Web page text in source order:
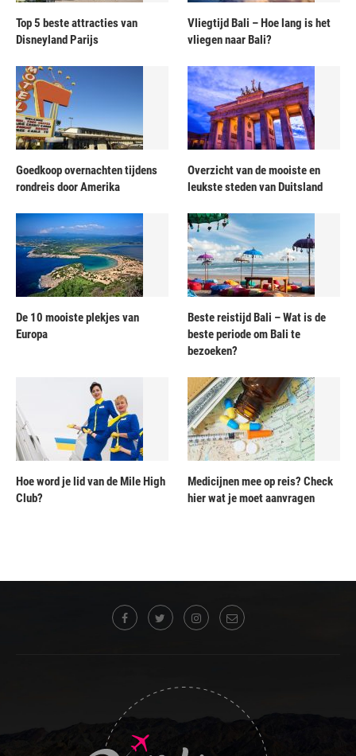
Top 5 beste attracties van
Disneyland Parijs
Vliegtijd Bali – Hoe lang is het
vliegen naar Bali?
Goedkoop overnachten tijdens
rondreis door Amerika
Overzicht van de mooiste en
leukste steden van Duitsland
De 10 mooiste plekjes van
Europa
Beste reistijd Bali – Wat is de
beste periode om Bali te
bezoeken?
Hoe word je lid van de Mile High
Club?
Medicijnen mee op reis? Check
hier wat je moet aanvragen